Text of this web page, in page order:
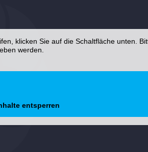
klicken Sie auf die Schaltfläche unten.
werden.
entsperren